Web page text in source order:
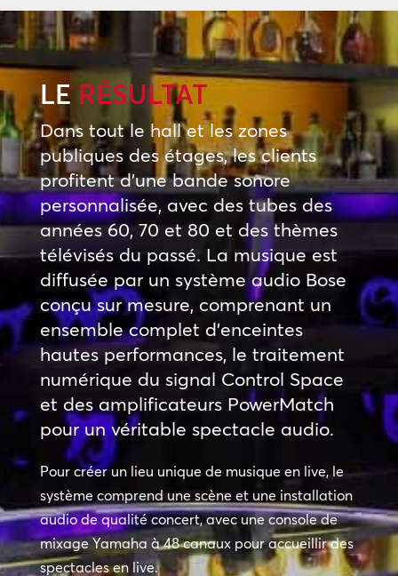
LE RÉSULTAT
Dans tout le hall et les zones
publiques des étages, les clients
profitent d’une bande sonore
personnalisée, avec des tubes des
années 60, 70 et 80 et des thèmes
télévisés du passé. La musique est
diffusée par un système audio Bose
conçu sur mesure, comprenant un
ensemble complet d’enceintes
hautes performances, le traitement
numérique du signal Control Space
et des amplificateurs PowerMatch
pour un véritable spectacle audio.
Pour créer un lieu unique de musique en live, le
système comprend une scène et une installation
audio de qualité concert, avec une console de
mixage Yamaha à 48 canaux pour accueillir des
spectacles en live.